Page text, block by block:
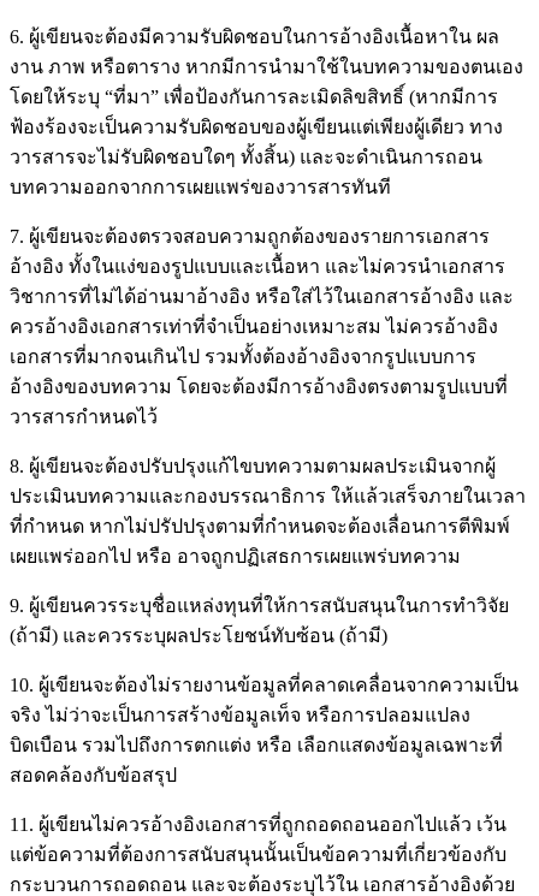
6. ผู้เขียนจะต้องมีความรับผิดชอบในการอ้างอิงเนื้อหาใน ผล
งาน ภาพ หรือตาราง หากมีการนำมาใช้ในบทความของตนเอง
โดยให้ระบุ “ที่มา” เพื่อป้องกันการละเมิดลิขสิทธิ์ (หากมีการ
ฟ้องร้องจะเป็นความรับผิดชอบของผู้เขียนแต่เพียงผู้เดียว ทาง
วารสารจะไม่รับผิดชอบใดๆ ทั้งสิ้น) และจะดำเนินการถอน
บทความออกจากการเผยแพร่ของวารสารทันที
7. ผู้เขียนจะต้องตรวจสอบความถูกต้องของรายการเอกสาร
อ้างอิง ทั้งในแง่ของรูปแบบและเนื้อหา และไม่ควรนำเอกสาร
วิชาการที่ไม่ได้อ่านมาอ้างอิง หรือใส่ไว้ในเอกสารอ้างอิง และ
ควรอ้างอิงเอกสารเท่าที่จำเป็นอย่างเหมาะสม ไม่ควรอ้างอิง
เอกสารที่มากจนเกินไป รวมทั้งต้องอ้างอิงจากรูปแบบการ
อ้างอิงของบทความ โดยจะต้องมีการอ้างอิงตรงตามรูปแบบที่
วารสารกำหนดไว้
8. ผู้เขียนจะต้องปรับปรุงแก้ไขบทความตามผลประเมินจากผู้
ประเมินบทความและกองบรรณาธิการ ให้แล้วเสร็จภายในเวลา
ที่กำหนด หากไม่ปรัปปรุงตามที่กำหนดจะต้องเลื่อนการตีพิมพ์
เผยแพร่ออกไป หรือ อาจถูกปฏิเสธการเผยแพร่บทความ
9. ผู้เขียนควรระบุชื่อแหล่งทุนที่ให้การสนับสนุนในการทำวิจัย
(ถ้ามี) และควรระบุผลประโยชน์ทับซ้อน (ถ้ามี)
10. ผู้เขียนจะต้องไม่รายงานข้อมูลที่คลาดเคลื่อนจากความเป็น
จริง ไม่ว่าจะเป็นการสร้างข้อมูลเท็จ หรือการปลอมแปลง
บิดเบือน รวมไปถึงการตกแต่ง หรือ เลือกแสดงข้อมูลเฉพาะที่
สอดคล้องกับข้อสรุป
11. ผู้เขียนไม่ควรอ้างอิงเอกสารที่ถูกถอดถอนออกไปแล้ว เว้น
แต่ข้อความที่ต้องการสนับสนุนนั้นเป็นข้อความที่เกี่ยวข้องกับ
กระบวนการถอดถอน และจะต้องระบุไว้ใน เอกสารอ้างอิงด้วย